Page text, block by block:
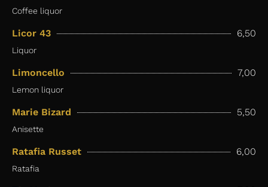
Coffee liquor
Licor 43 6,50
Liquor
Limoncello 7,00
Lemon liquor
Marie Bizard 5,50
Anisette
Ratafia Russet 6,00
Ratafia